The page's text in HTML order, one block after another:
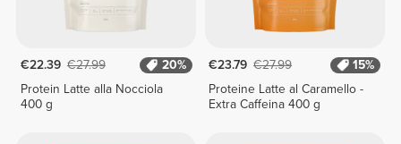
€22.39 €27.99
20%
Protein Latte alla Nocciola
400 g
€23.79 €27.99
15%
Proteine Latte al Caramello -
Extra Caffeina 400 g